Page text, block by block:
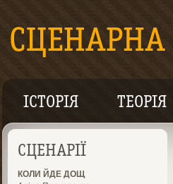
ІСТОРІЯ ТЕОРІЯ
СЦЕНАРІЇ
КОЛИ ЙДЕ ДОЩ